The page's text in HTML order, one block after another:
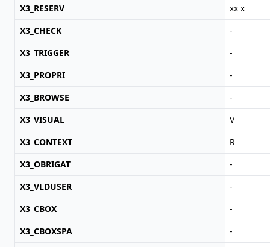
X3_RESERV
xx x
X3_CHECK
-
X3_TRIGGER
-
X3_PROPRI
-
X3_BROWSE
-
X3_VISUAL
V
X3_CONTEXT
R
X3_OBRIGAT
-
X3_VLDUSER
-
X3_CBOX
-
X3_CBOXSPA
-